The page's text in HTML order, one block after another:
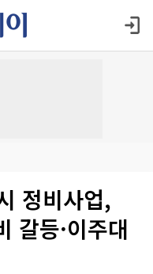
정비사업,
갈등·이주대